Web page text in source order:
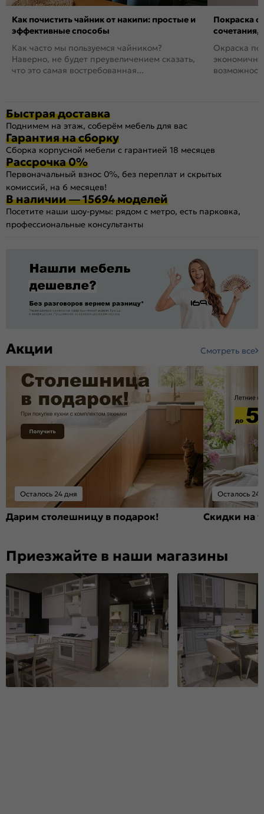
Как почистить чайник от накипи: простые и
эффективные способы
Как часто мы пользуемся чайником?
Наверно, не будет преувеличением сказать,
что это самая востребованная...
Покраска
сочетания,
Окраска
Быстрая доставка
Поднимем на этаж, соберём мебель для вас
Гарантия на сборку
Сборка корпусной мебели с гарантией 18 месяцев
Рассрочка 0%
Первоначальный взнос 0%, без переплат и скрытых
комиссий, на 6 месяцев!
В наличии — 15694 моделей
Посетите наши шоу-румы: рядом с метро, есть парковка,
профессиональные консультанты
Акции Смотреть все
Осталось 24 дня
Дарим столешницу в подарок!
Осталось 24
Скидки на
Приезжайте в наши магазины